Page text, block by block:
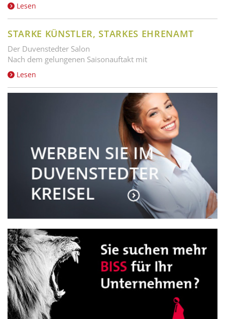
Lesen
STARKE KÜNSTLER, STARKES EHRENAMT
Der Duvenstedter Salon
Nach dem gelungenen Saisonauftakt mit
Lesen